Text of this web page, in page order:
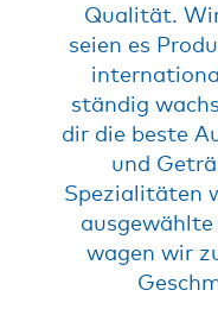
Qualität.
seien es
ständig
dir die beste
und
Spezialitäten
wagen wir